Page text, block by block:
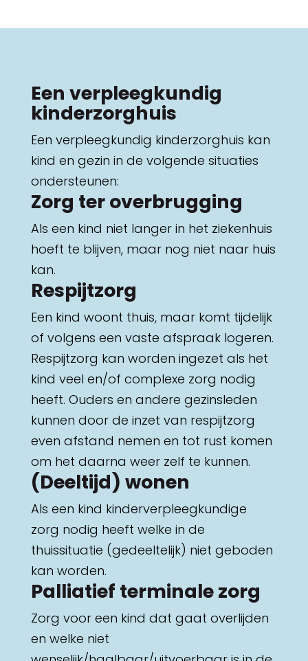
Een verpleegkundig
kinderzorghuis
Een verpleegkundig kinderzorghuis kan
kind en gezin in de volgende situaties
ondersteunen:
Zorg ter overbrugging
Als een kind niet langer in het ziekenhuis
hoeft te blijven, maar nog niet naar huis
kan.
Respijtzorg
Een kind woont thuis, maar komt tijdelijk
of volgens een vaste afspraak logeren.
Respijtzorg kan worden ingezet als het
kind veel en/of complexe zorg nodig
heeft. Ouders en andere gezinsleden
kunnen door de inzet van respijtzorg
even afstand nemen en tot rust komen
om het daarna weer zelf te kunnen.
(Deeltijd) wonen
Als een kind kinderverpleegkundige
zorg nodig heeft welke in de
thuissituatie (gedeeltelijk) niet geboden
kan worden.
Palliatief terminale zorg
Zorg voor een kind dat gaat overlijden
en welke niet